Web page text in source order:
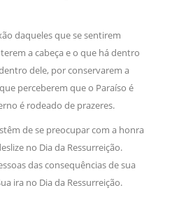
daqueles que se sentirem
a cabeça e o que há dentro
dele, por conservarem a
perceberem que o Paraíso é
é rodeado de prazeres.
de se preocupar com a honra
no Dia da Ressurreição.
das consequências de sua
ira no Dia da Ressurreição.